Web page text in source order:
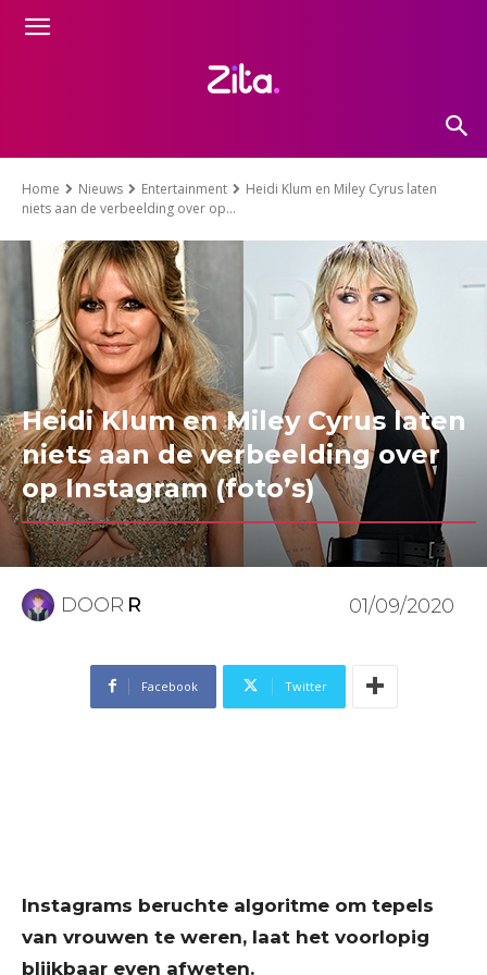
Home Nieuws Entertainment
Heidi Klum en Miley Cyrus laten
niets aan de verbeelding over op...
Heidi Klum en Miley Cyrus laten
niets aan de verbeelding over
op Instagram (foto’s)
DOOR R 01/09/2020
Facebook Twitter
Instagrams beruchte algoritme om tepels
van vrouwen te weren, laat het voorlopig
blijkbaar even afweten.